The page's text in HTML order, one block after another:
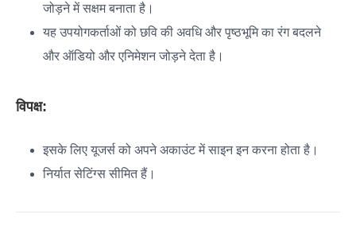
जोड़ने में सक्षम बनाता है।
यह उपयोगकर्ताओं को छवि की अवधि और पृष्ठभूमि का रंग बदलने
और ऑडियो और एनिमेशन जोड़ने देता है।
विपक्ष:
इसके लिए यूजर्स को अपने अकाउंट में साइन इन करना होता है।
निर्यात सेटिंग्स सीमित हैं।